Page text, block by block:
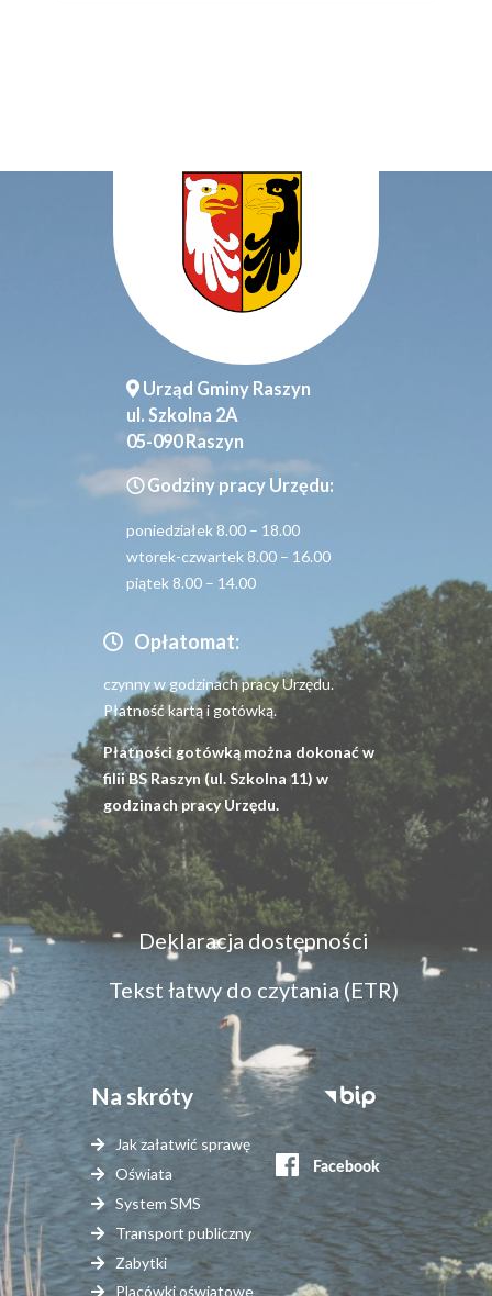
Urząd Gminy Raszyn
ul. Szkolna 2A
05-090 Raszyn
Godziny pracy Urzędu:
poniedziałek 8.00 – 18.00
wtorek-czwartek 8.00 – 16.00
piątek 8.00 – 14.00
Opłatomat:
czynny w godzinach pracy Urzędu.
Płatność kartą i gotówką.
Płatności gotówką można dokonać w
filii BS Raszyn (ul. Szkolna 11) w
godzinach pracy Urzędu.
Menu
dostępność
Deklaracja dostępności
Tekst łatwy do czytania (ETR)
Na skróty
Jak załatwić sprawę
Oświata
System SMS
Transport publiczny
Zabytki
Placówki oświatowe
Stopka
serwisy
zewnętrzne